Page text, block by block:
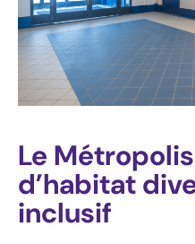
Le
d’habitat
inclusif